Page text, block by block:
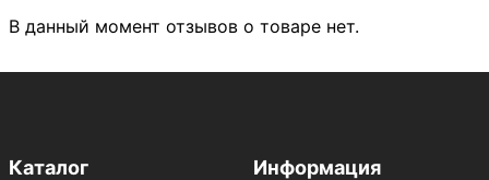
В данный момент отзывов о товаре нет.
Каталог Информация